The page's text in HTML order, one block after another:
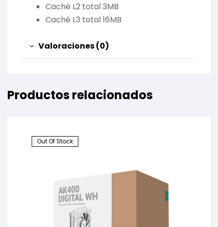
Caché L2 total 3MB
Caché L3 total 16MB
Valoraciones (0)
Productos relacionados
Out Of Stock